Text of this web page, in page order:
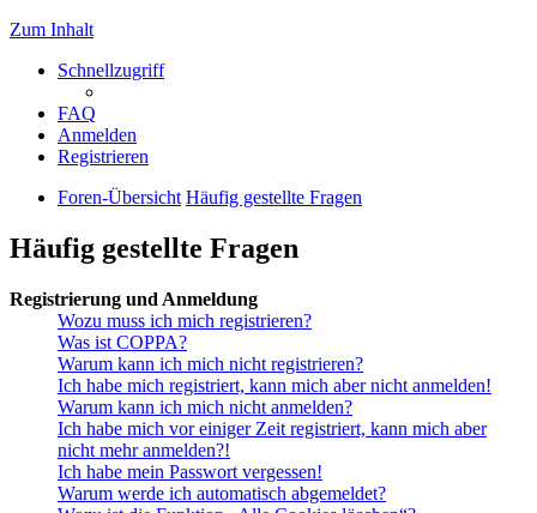
Zum Inhalt
Schnellzugriff
FAQ
Anmelden
Registrieren
Foren-Übersicht Häufig gestellte Fragen
Häufig gestellte Fragen
Registrierung und Anmeldung
Wozu muss ich mich registrieren?
Was ist COPPA?
Warum kann ich mich nicht registrieren?
Ich habe mich registriert, kann mich aber nicht anmelden!
Warum kann ich mich nicht anmelden?
Ich habe mich vor einiger Zeit registriert, kann mich aber
nicht mehr anmelden?!
Ich habe mein Passwort vergessen!
Warum werde ich automatisch abgemeldet?